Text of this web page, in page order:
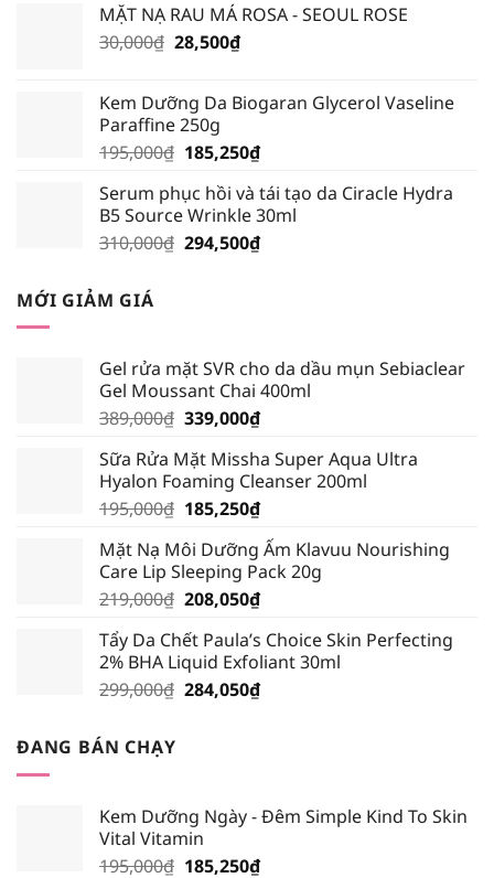
135,000₫.là:
MẶT NẠ RAU MÁ ROSA - SEOUL ROSE
30,000₫ Giá
30,000₫.
28,500₫Giá
là:
Kem Dưỡng Da Biogaran Glycerol Vaseline
Paraffine 250g
195,000₫ Giá
là:
195,000₫.
185,250₫Giá
tại
là:
185,250₫.
Serum phục hồi và tái tạo da Ciracle Hydra
B5 Source Wrinkle 30ml
310,000₫ Giá
294,500₫Giá
MỚI GIẢM GIÁ
Gel rửa mặt SVR cho da dầu mụn Sebiaclear
Gel Moussant Chai 400ml
389,000₫ Giá
là:
389,000₫.
339,000₫Giá
tại
là:
339,000₫.
Sữa Rửa Mặt Missha Super Aqua Ultra
Hyalon Foaming Cleanser 200ml
195,000₫ Giá
là:
195,000₫.
185,250₫Giá
tại
là:
185,250₫.
Mặt Nạ Môi Dưỡng Ẩm Klavuu Nourishing
Care Lip Sleeping Pack 20g
219,000₫ Giá
là:
219,000₫.
208,050₫Giá
tại
là:
208,050₫.
Tẩy Da Chết Paula’s Choice Skin Perfecting
2% BHA Liquid Exfoliant 30ml
299,000₫ Giá
284,050₫Giá
ĐANG BÁN CHẠY
Kem Dưỡng Ngày - Đêm Simple Kind To Skin
Vital Vitamin
195,000₫ Giá
185,250₫Giá